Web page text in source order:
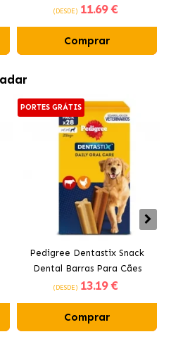
Médios 10-25 kg
(DESDE) 11.69 €
Comprar
PORTES GRÁTIS
Pedigree Dentastix Snack
Dental Barras Para Cães
Grandes +25 kg
(DESDE) 13.19 €
Comprar